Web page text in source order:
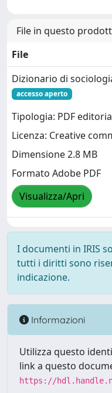
File in questo
File
Dizionario di
accesso aperto
Tipologia: PDF
Licenza: Creative
Dimensione 2.8 MB
Formato Adobe PDF
Visualizza/Apri
I documenti in IRIS
tutti i diritti sono
indicazione.
Informazioni
Utilizza questo
link a questo
https://